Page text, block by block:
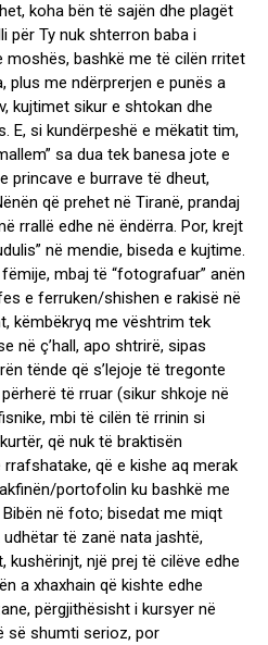
koha bën të sajën dhe plagët
për Ty nuk shterron baba i
moshës, bashkë me të cilën rritet
plus me ndërprerjen e punës a
kujtimet sikur e shtokan dhe
E, si kundërpeshë e mëkatit tim,
sa dua tek banesa jote e
princave e burrave të dheut,
që prehet në Tiranë, prandaj
rrallë edhe në ëndërra. Por, krejt
në mendie, biseda e kujtime.
mbaj të “fotografuar” anën
e ferruken/shishen e rakisë në
këmbëkryq me vështrim tek
në ç’hall, apo shtrirë, sipas
tënde që s’lejoje të tregonte
të rruar (sikur shkoje në
mbi të cilën të rrinin si
që nuk të braktisën
që e kishe aq merak
portofolin ku bashkë me
në foto; bisedat me miqt
të zanë nata jashtë,
një prej të cilëve edhe
a xhaxhain që kishte edhe
përgjithësisht i kursyer në
së shumti serioz, por